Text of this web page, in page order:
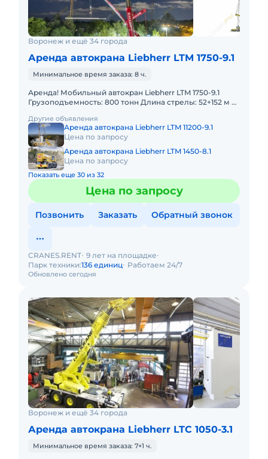
Воронеж и ещё 34 города
Аренда автокрана Liebherr LTM 1750-9.1
Минимальное время заказа: 8 ч.
Аренда! Мобильный автокран Liebherr LTM 1750-9.1
Грузоподъемность: 800 тонн Длина стрелы: 52+152 м В
Свидетельство о ре
Другие объявления
Аренда автокрана Liebherr LTM 11200-9.1
Цена по запросу
Аренда автокрана Liebherr LTM 1450-8.1
Цена по запросу
Показать еще 30 из 32
Цена по запросу
Позвонить Заказать Обратный звонок
Обновлено сегодня
CRANES.RENT 9 лет на площадке
Парк техники:136 единиц Работаем 24/7
Воронеж и ещё 34 города
Аренда автокрана Liebherr LTC 1050-3.1
Минимальное время заказа: 7+1 ч.